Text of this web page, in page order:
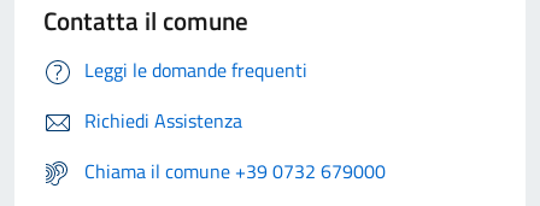
Contatta il comune
Leggi le domande frequenti
Richiedi Assistenza
Chiama il comune +39 0732 679000